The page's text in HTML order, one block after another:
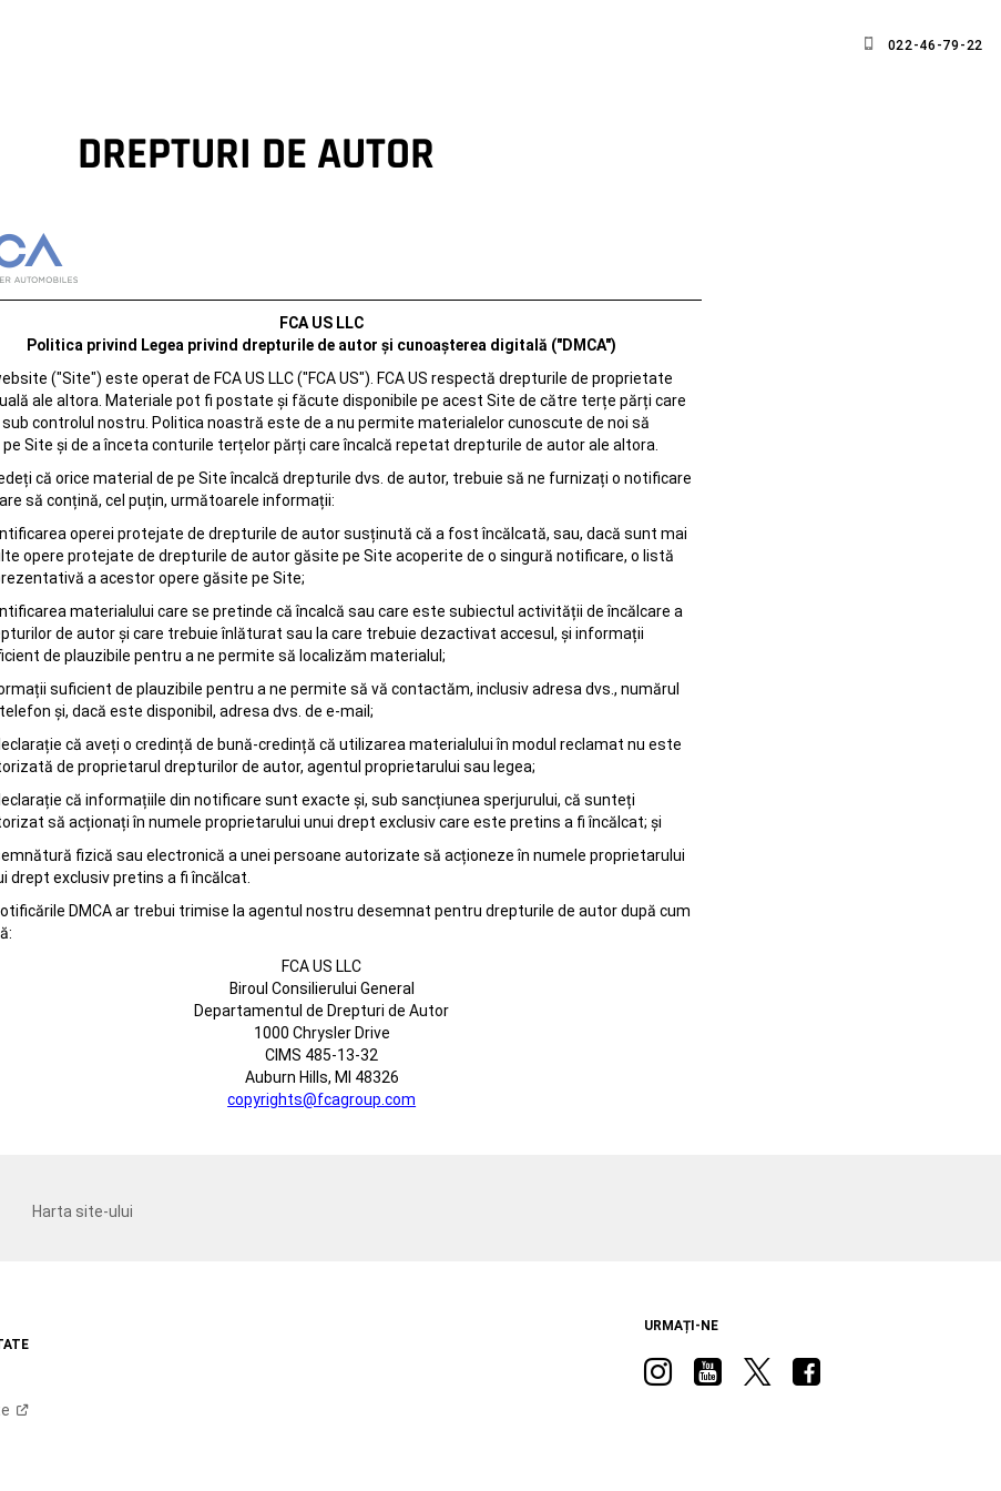
022-46-79-22
DREPTURI DE AUTOR
FCA US LLC
Politica privind Legea privind drepturile de autor și cunoașterea digitală ("DMCA")
("Site") este operat de FCA US LLC ("FCA US"). FCA US respectă drepturile de proprietate
ale altora. Materiale pot fi postate și făcute disponibile pe acest Site de către terțe părți care
controlul nostru. Politica noastră este de a nu permite materialelor cunoscute de noi să
Site și de a înceta conturile terțelor părți care încalcă repetat drepturile de autor ale altora.
că orice material de pe Site încalcă drepturile dvs. de autor, trebuie să ne furnizați o notificare
să conțină, cel puțin, următoarele informații:
operei protejate de drepturile de autor susținută că a fost încălcată, sau, dacă sunt mai
opere protejate de drepturile de autor găsite pe Site acoperite de o singură notificare, o listă
a acestor opere găsite pe Site;
materialului care se pretinde că încalcă sau care este subiectul activității de încălcare a
de autor și care trebuie înlăturat sau la care trebuie dezactivat accesul, și informații
de plauzibile pentru a ne permite să localizăm materialul;
suficient de plauzibile pentru a ne permite să vă contactăm, inclusiv adresa dvs., numărul
și, dacă este disponibil, adresa dvs. de e-mail;
că aveți o credință de bună-credință că utilizarea materialului în modul reclamat nu este
de proprietarul drepturilor de autor, agentul proprietarului sau legea;
că informațiile din notificare sunt exacte și, sub sancțiunea sperjurului, că sunteți
să acționați în numele proprietarului unui drept exclusiv care este pretins a fi încălcat; și
fizică sau electronică a unei persoane autorizate să acționeze în numele proprietarului
drept exclusiv pretins a fi încălcat.
DMCA ar trebui trimise la agentul nostru desemnat pentru drepturile de autor după cum
FCA US LLC
Biroul Consilierului General
Departamentul de Drepturi de Autor
1000 Chrysler Drive
CIMS 485-13-32
Auburn Hills, MI 48326
copyrights@fcagroup.com
Harta site-ului
URMAȚI-NE
VisitVisitVisitVisit